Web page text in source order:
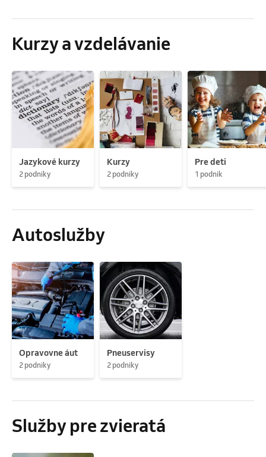
Kurzy a vzdelávanie
Jazykové kurzy
2 podniky
Kurzy
2 podniky
Pre deti
1 podnik
Autoslužby
Opravovne áut
2 podniky
Pneuservisy
2 podniky
Služby pre zvieratá